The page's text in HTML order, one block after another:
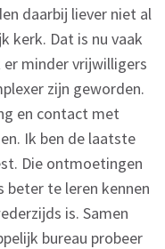
daarbij liever niet al
kerk. Dat is nu vaak
minder vrijwilligers
zijn geworden.
en contact met
Ik ben de laatste
Die ontmoetingen
beter te leren kennen
is. Samen
bureau probeer